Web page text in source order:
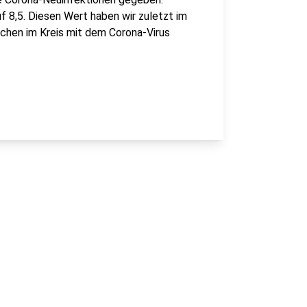
Diesen Wert haben wir zuletzt im
im Kreis mit dem Corona-Virus